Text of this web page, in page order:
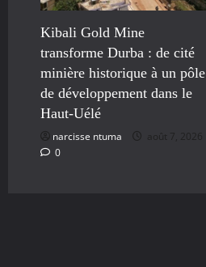
Kibali Gold Mine
transforme Durba : de cité
minière historique à un pôle
de développement dans le
Haut-Uélé
narcisse ntuma
août 7, 2026
0